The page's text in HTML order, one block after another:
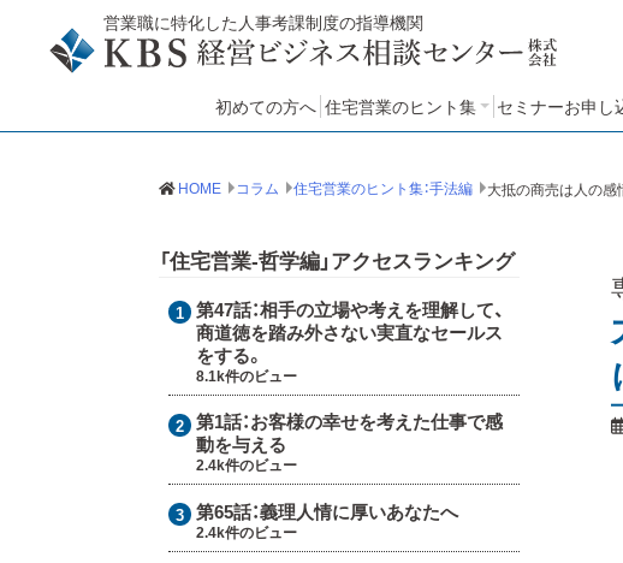
営業職に特化した人事考課制度の指導機関
初めての方へ 住宅営業のヒント集
住宅営業のヒント集：哲学編
住宅営業のヒント集：手法編
住宅営業のヒント集：知見編
セミナーお申し
セミナーアン
HOME コラム 住宅営業のヒント集：手法編
「住宅営業-哲学編」アクセスランキング
第47話：相手の立場や考えを理解して、
商道徳を踏み外さない実直なセールス
をする。
8.1k件のビュー
第1話：お客様の幸せを考えた仕事で感
動を与える
2.4k件のビュー
第65話：義理人情に厚いあなたへ
2.4k件のビュー